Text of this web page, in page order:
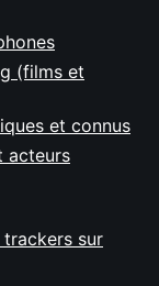
(films et
et connus
acteurs
sur